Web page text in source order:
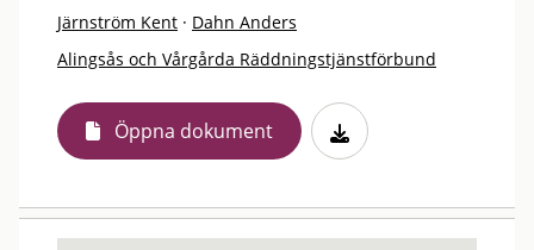
Järnström Kent · Dahn Anders
Alingsås och Vårgårda Räddningstjänstförbund
Öppna dokument